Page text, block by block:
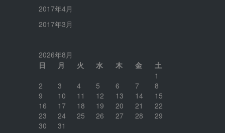
2017年4月
2017年3月
2026年8月
日
月 火 水 木 金
土
1
2
3 4 5 6 7
8
9
10 11 12 13 14
15
16
17 18 19 20 21
22
23
24 25 26 27 28
29
30
31